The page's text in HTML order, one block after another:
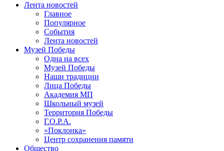
Лента новостей
Главное
Популярное
События
Лента новостей
Музей Победы
Одна на всех
Музей Победы
Наши традиции
Лица Победы
Академия МП
Школьный музей
Территория Победы
Г.О.Р.А.
«Поклонка»
Центр сохранения памяти
Общество